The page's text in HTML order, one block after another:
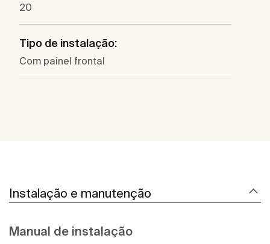
20
Tipo de instalação:
Com painel frontal
Instalação e manutenção
Manual de instalação